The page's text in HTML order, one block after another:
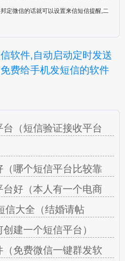
定微信的话就可以设置来信短信提醒,二
软件,自动启动定时发送
费给手机发短信的软件
（短信验证接收平台
哪个短信平台比较靠
好（本人有一个电商
信大全（结婚请帖
建一个短信平台）
免费微信一键群发软